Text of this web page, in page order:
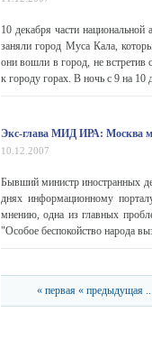
10 декабря части
заняли город Муса Кала,
они вошли в город, не
к городу горах. В ночь с 9 на
Экс-глава МИД ИРА: Москва
10.12.2007
Бывший министр иностранных
днях информационному
мнению, одна из главных
"Особое беспокойство народа
« первая « предыдущая